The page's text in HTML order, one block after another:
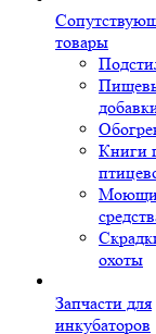
товары
Книги
охоты
Запчасти для
инкубаторов